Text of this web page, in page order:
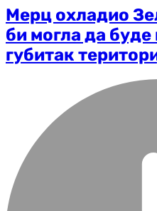
Мерц охладио
би могла да
губитак